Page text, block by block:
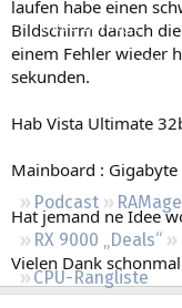
Neue Beiträge
Neueste Aktivitäten
Podcast
RX 9000 „Deals“
CPU-Rangliste
laufen habe einen
Bildschirm danach
einem Fehler wieder
sekunden.
Hab Vista Ultimate
Mainboard : Gigabyte
Hat jemand ne Idee
Vielen Dank